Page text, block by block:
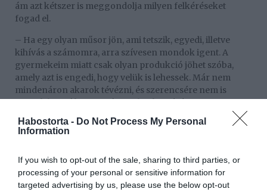
Habostorta - Do Not Process My Personal
Information
If you wish to opt-out of the sale, sharing to third parties, or
processing of your personal or sensitive information for
targeted advertising by us, please use the below opt-out
ám azt kétszer is meggondolja milyen felkéréseket
fogad el.
– Ha egy olyan műsor jön, ami tetszik, egyedi, illetve
kihívás a számomra, arra szívesen mondok igent. A
gyermekeim miatt csak olyan produkció jöhet szóba,
amely azt is engedi, hogy velük is lehessek. Már nem
mindenáron akarok tévézni, és szerencsére nem is
karrieremet: viszem a divatmárkámat, végzem a
marketingmunkáimat és lett egy civil állásom is egy
családanya. Hozzátette, nem egyszerű az élet minden
területén helytállnia.